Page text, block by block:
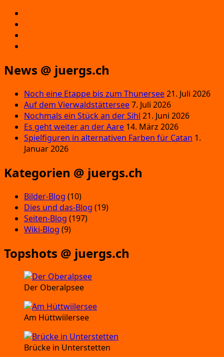
News @ juergs.ch
Noch eine Etappe bis zum Thunersee21. Juli 2026
Auf dem Vierwaldstättersee7. Juli 2026
Nochmals ein Stück an der Sihl 21. Juni 2026
Es geht weiter an der Aare 14. März 2026
Spielfiguren in alternativen Farben für Catan 1.
Januar 2026
Kategorien @ juergs.ch
Bilder-Blog (10)
Dies und das-Blog (19)
Seiten-Blog (197)
Wiki-Blog (9)
Topshots @ juergs.ch
Der Oberalpsee
Am Hüttwiilersee
Brücke in Unterstetten